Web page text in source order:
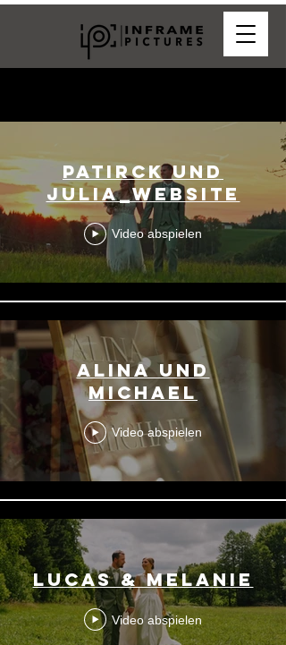
Patirck und
Julia_Website
Video abspielen
Alina und
Michael
Video abspielen
Lucas & Melanie
Video abspielen